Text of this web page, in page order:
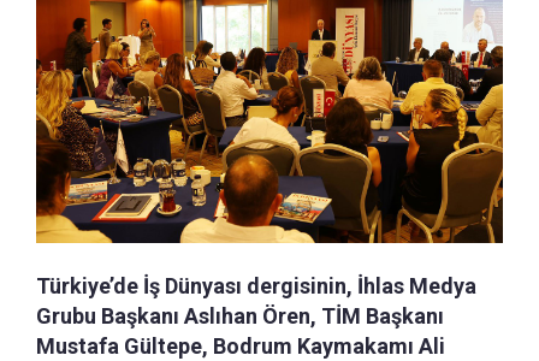
Türkiye’de İş Dünyası dergisinin, İhlas Medya
Grubu Başkanı Aslıhan Ören, TİM Başkanı
Mustafa Gültepe, Bodrum Kaymakamı Ali